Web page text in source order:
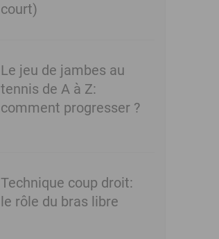
court)
Le jeu de jambes au
tennis de A à Z:
comment progresser ?
Technique coup droit:
le rôle du bras libre